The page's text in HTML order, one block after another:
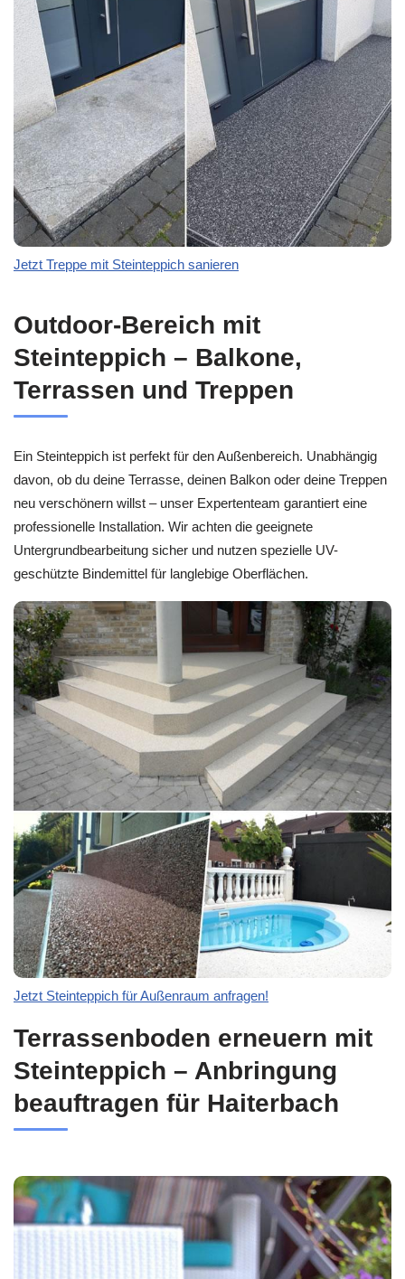
Jetzt Treppe mit Steinteppich sanieren
Outdoor-Bereich mit
Steinteppich – Balkone,
Terrassen und Treppen
Ein Steinteppich ist perfekt für den Außenbereich. Unabhängig
davon, ob du deine Terrasse, deinen Balkon oder deine Treppen
neu verschönern willst – unser Expertenteam garantiert eine
professionelle Installation. Wir achten die geeignete
Untergrundbearbeitung sicher und nutzen spezielle UV-
geschützte Bindemittel für langlebige Oberflächen.
Jetzt Steinteppich für Außenraum anfragen!
Terrassenboden erneuern mit
Steinteppich – Anbringung
beauftragen für Haiterbach